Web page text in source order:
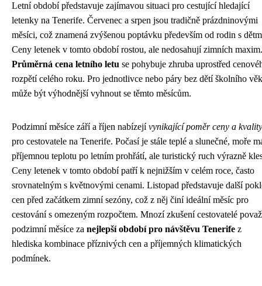
Letní období představuje zajímavou situaci pro cestující hledající
letenky na Tenerife. Červenec a srpen jsou tradičně prázdninovými
měsíci, což znamená zvýšenou poptávku především od rodin s
Ceny letenek v tomto období rostou, ale nedosahují zimních maxim.
Průměrná cena letního letu se pohybuje zhruba uprostřed
rozpětí celého roku. Pro jednotlivce nebo páry bez dětí školního
může být výhodnější vyhnout se těmto měsícům.
Podzimní měsíce září a říjen nabízejívynikající poměr ceny a kvality
pro cestovatele na Tenerife. Počasí je stále teplé a slunečné, moře
příjemnou teplotu po letním prohřátí, ale turistický ruch výrazně
Ceny letenek v tomto období patří k nejnižším v celém roce, často
srovnatelným s květnovými cenami. Listopad představuje další
cen před začátkem zimní sezóny, což z něj činí ideální měsíc pro
cestování s omezeným rozpočtem. Mnozí zkušení cestovatelé
podzimní měsíce za nejlepší období pro návštěvu Tenerife z
hlediska kombinace příznivých cen a příjemných klimatických
podmínek.